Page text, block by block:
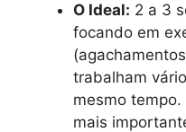
O Ideal: 2 a 3
focando em
trabalham
mesmo
mais